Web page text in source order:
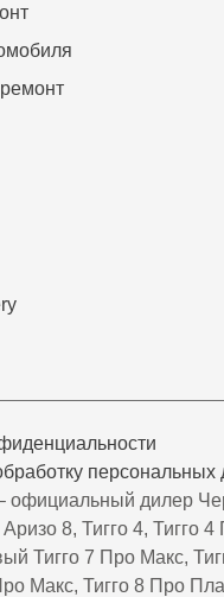
персональных
официальный дилер
8, Тигго 4, Тигго 4
Тигго 7 Про Макс,
Макс, Тигго 8 Про